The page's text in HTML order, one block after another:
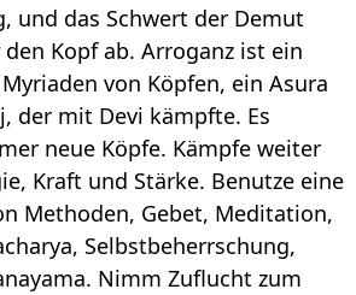
und das Schwert der Demut
Kopf ab. Arroganz ist ein
von Köpfen, ein Asura
der mit Devi kämpfte. Es
neue Köpfe. Kämpfe weiter
Kraft und Stärke. Benutze eine
Methoden, Gebet, Meditation,
Selbstbeherrschung,
Nimm Zuflucht zum